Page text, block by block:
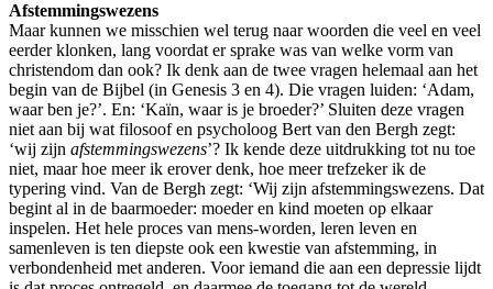
Afstemmingswezens
Maar kunnen we misschien wel terug naar woorden die veel en veel
eerder klonken, lang voordat er sprake was van welke vorm van
christendom dan ook? Ik denk aan de twee vragen helemaal aan het
begin van de Bijbel (in Genesis 3 en 4). Die vragen luiden: ‘Adam,
waar ben je?’. En: ‘Kaïn, waar is je broeder?’ Sluiten deze vragen
niet aan bij wat filosoof en psycholoog Bert van den Bergh zegt:
‘wij zijn afstemmingswezens’? Ik kende deze uitdrukking tot nu toe
niet, maar hoe meer ik erover denk, hoe meer trefzeker ik de
typering vind. Van de Bergh zegt: ‘Wij zijn afstemmingswezens. Dat
begint al in de baarmoeder: moeder en kind moeten op elkaar
inspelen. Het hele proces van mens-worden, leren leven en
samenleven is ten diepste ook een kwestie van afstemming, in
verbondenheid met anderen. Voor iemand die aan een depressie lijdt